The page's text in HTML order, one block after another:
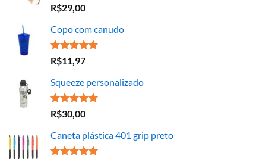
Avaliação
5.00
de 5
R$29,00
Copo com canudo
Avaliação
5.00
de 5
R$11,97
Squeeze personalizado
Avaliação
5.00
de 5
R$30,00
Caneta plástica 401 grip preto